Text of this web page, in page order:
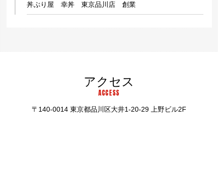
丼ぶり屋 幸丼 東京品川店 創業
アクセス
ACCESS
〒140-0014 東京都品川区大井1-20-29 上野ビル2F